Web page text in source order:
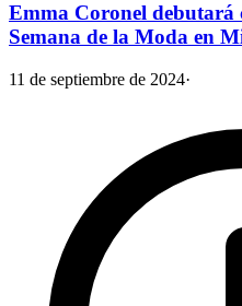
Emma Coronel debutará
Semana de la Moda en
11 de septiembre de 2024·